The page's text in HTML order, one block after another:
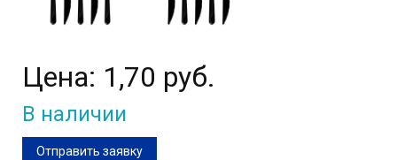
Цена: 1,70 руб.
В наличии
Отправить заявку